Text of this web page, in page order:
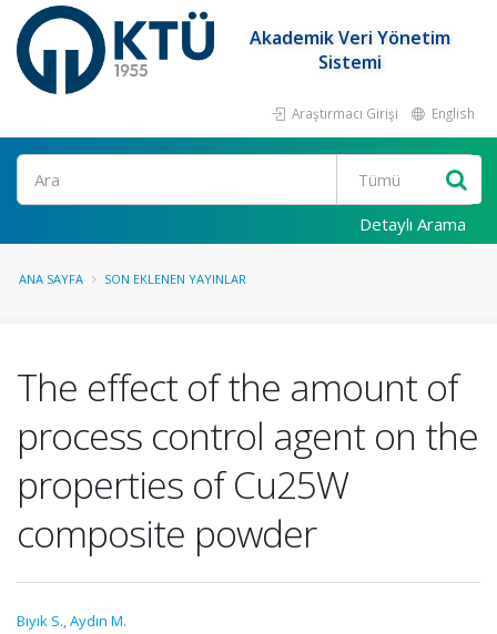
Akademik Veri Yönetim
Sistemi
Araştırmacı Girişi English
Ara
Detaylı Arama
ANA SAYFA SON EKLENEN YAYINLAR
The effect of the amount of
process control agent on the
properties of Cu25W
composite powder
Bıyık S.,Aydın M.